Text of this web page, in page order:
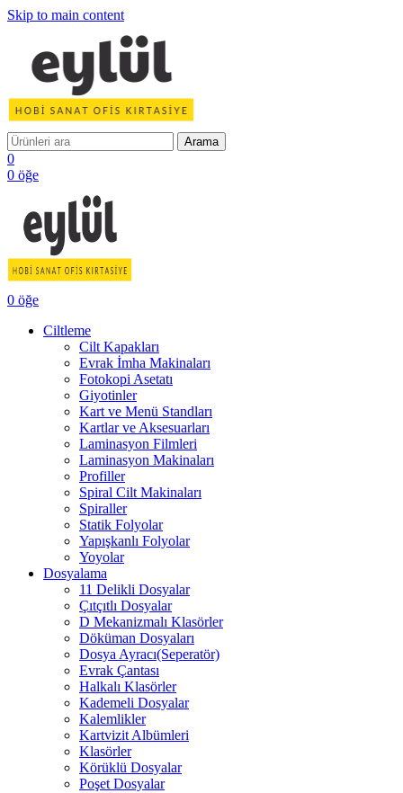
Skip to main content
Arama
0
0 öğe
0 öğe
Ciltleme
Cilt Kapakları
Evrak İmha Makinaları
Fotokopi Asetatı
Giyotinler
Kart ve Menü Standları
Kartlar ve Aksesuarları
Laminasyon Filmleri
Laminasyon Makinaları
Profiller
Spiral Cilt Makinaları
Spiraller
Statik Folyolar
Yapışkanlı Folyolar
Yoyolar
Dosyalama
11 Delikli Dosyalar
Çıtçıtlı Dosyalar
D Mekanizmalı Klasörler
Döküman Dosyaları
Dosya Ayracı(Seperatör)
Evrak Çantası
Halkalı Klasörler
Kademeli Dosyalar
Kalemlikler
Kartvizit Albümleri
Klasörler
Körüklü Dosyalar
Poşet Dosyalar